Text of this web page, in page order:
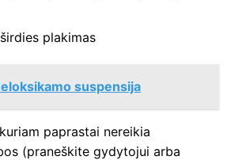
plakimas
suspensija
paprastai nereikia
(praneškite gydytojui arba